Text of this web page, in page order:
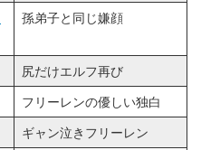
孫弟子と同じ嫌顔
尻だけエルフ再び
フリーレンの優しい独白
ギャン泣きフリーレン